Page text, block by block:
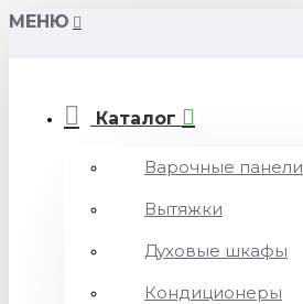
МЕНЮ
Каталог
Варочные панели
Вытяжки
Духовые шкафы
Кондиционеры